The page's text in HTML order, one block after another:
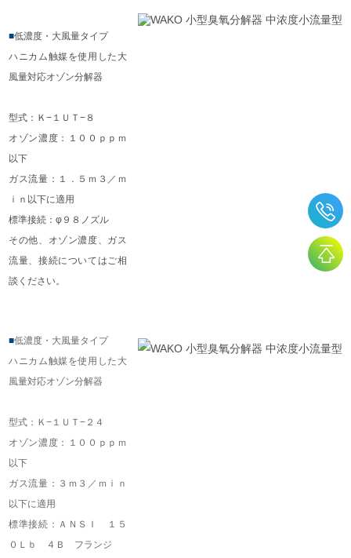
■低濃度・大風量タイプ
ハニカム触媒を使用した大
風量対応オゾン分解器
型式：Ｋ−１ＵＴ−８
オゾン濃度：１００ｐｐｍ
以下
ガス流量：１．５ｍ３／ｍ
ｉｎ以下に適用
標準接続：φ９８ノズル
その他、オゾン濃度、ガス
流量、接続についてはご相
談ください。
■低濃度・大風量タイプ
ハニカム触媒を使用した大
風量対応オゾン分解器
型式：Ｋ−１ＵＴ−２４
オゾン濃度：１００ｐｐｍ
以下
ガス流量：３ｍ３／ｍｉｎ
以下に適用
標準接続：ＡＮＳＩ １５
０Ｌｂ ４Ｂ フランジ